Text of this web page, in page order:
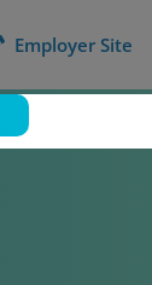
Employer Site